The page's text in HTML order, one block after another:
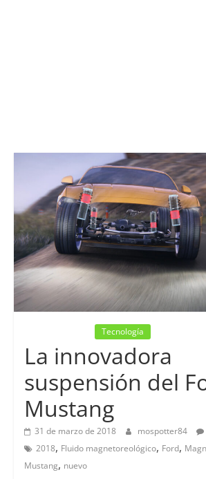
Tecnología
La innovadora
suspensión del
Mustang
31 de marzo de 2018 mospotter84
2018, Fluido magnetoreológico, Ford,
Mustang, nuevo